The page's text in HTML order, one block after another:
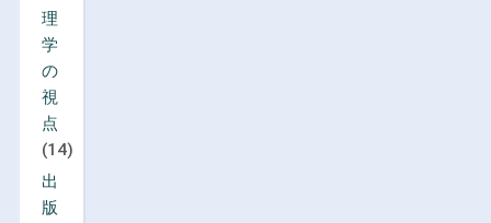
理
学
の
視
点
(14)
出
版